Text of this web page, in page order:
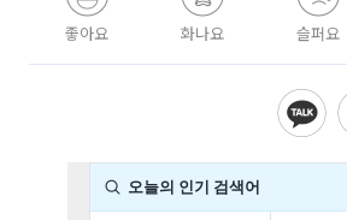
좋아요 화나요 슬퍼요